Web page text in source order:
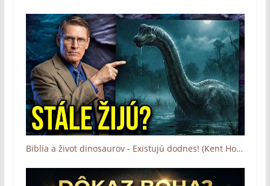
Biblia a život dinosaurov - Existujú dodnes! (Kent Hovind)